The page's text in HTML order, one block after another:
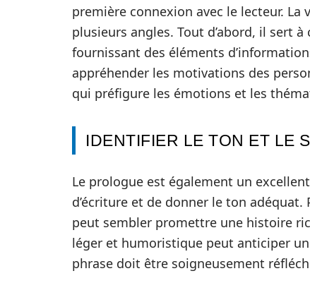
première connexion avec le lecteur. La
plusieurs angles. Tout d’abord, il sert
fournissant des éléments
appréhender les motivations des
qui préfigure les émotions et les
IDENTIFIER LE TON ET LE
Le prologue est également un
d’écriture et de donner le ton
peut sembler promettre une histoire
léger et humoristique peut anticiper
phrase doit être soigneusement